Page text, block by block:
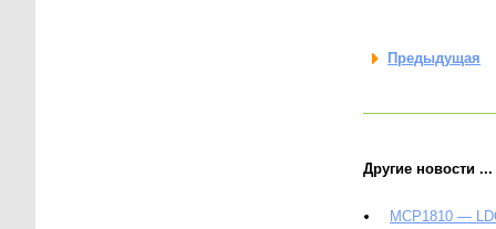
Предыдущая
Другие новости ...
MCP1810 —